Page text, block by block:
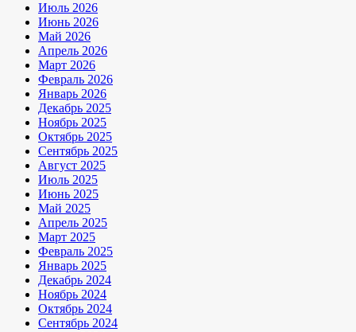
Июль 2026
Июнь 2026
Май 2026
Апрель 2026
Март 2026
Февраль 2026
Январь 2026
Декабрь 2025
Ноябрь 2025
Октябрь 2025
Сентябрь 2025
Август 2025
Июль 2025
Июнь 2025
Май 2025
Апрель 2025
Март 2025
Февраль 2025
Январь 2025
Декабрь 2024
Ноябрь 2024
Октябрь 2024
Сентябрь 2024